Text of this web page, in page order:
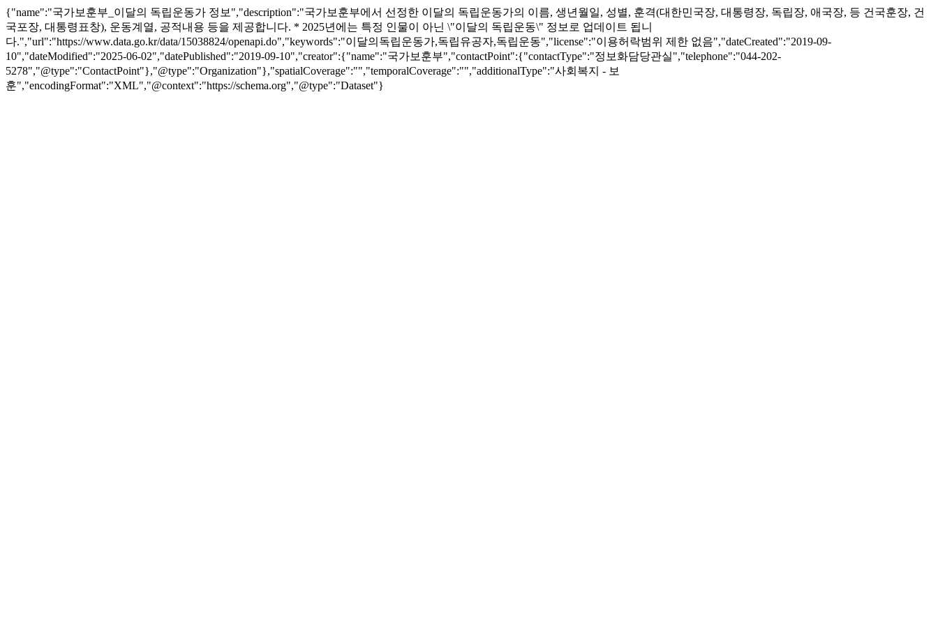
{"name":"국가보훈부_이달의 독립운동가 정보","description":"국가보훈부에서 선정한 이달의 독립운동가의 이름, 생년월일, 성별, 훈격(대한민국장, 대통령장, 독립장, 애국장, 등 건국훈장, 건
국포장, 대통령표창), 운동계열, 공적내용 등을 제공합니다. * 2025년에는 특정 인물이 아닌 \"이달의 독립운동\" 정보로 업데이트 됩니
다.","url":"https://www.data.go.kr/data/15038824/openapi.do","keywords":"이달의독립운동가,독립유공자,독립운동","license":"이용허락범위 제한 없음","dateCreated":"2019-09-
10","dateModified":"2025-06-02","datePublished":"2019-09-10","creator":{"name":"국가보훈부","contactPoint":{"contactType":"정보화담당관실","telephone":"044-202-
5278","@type":"ContactPoint"},"@type":"Organization"},"spatialCoverage":"","temporalCoverage":"","additionalType":"사회복지 - 보
훈","encodingFormat":"XML","@context":"https://schema.org","@type":"Dataset"}